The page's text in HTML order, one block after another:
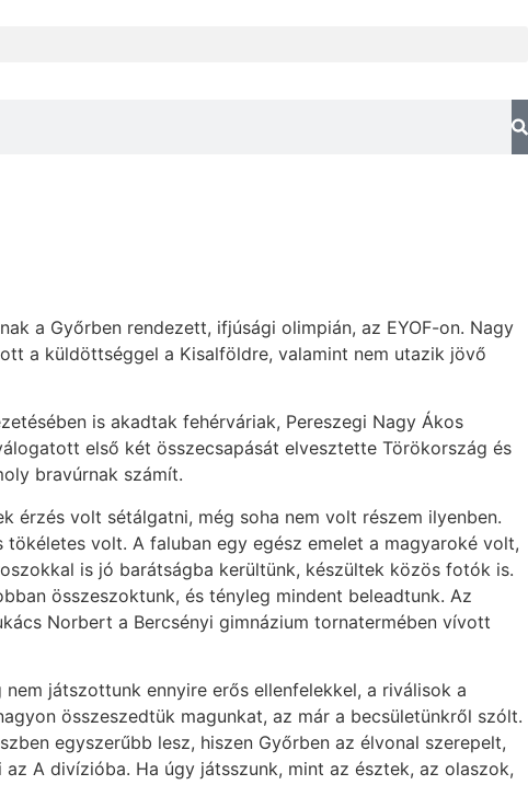
a Győrben rendezett, ifjúsági olimpián, az EYOF-on. Nagy
a küldöttséggel a Kisalföldre, valamint nem utazik jövő
is akadtak fehérváriak, Pereszegi Nagy Ákos
első két összecsapását elvesztette Törökország és
bravúrnak számít.
érzés volt sétálgatni, még soha nem volt részem ilyenben.
volt. A faluban egy egész emelet a magyaroké volt,
is jó barátságba kerültünk, készültek közös fotók is.
összeszoktunk, és tényleg mindent beleadtunk. Az
Norbert a Bercsényi gimnázium tornatermében vívott
játszottunk ennyire erős ellenfelekkel, a riválisok a
összeszedtük magunkat, az már a becsületünkről szólt.
egyszerűbb lesz, hiszen Győrben az élvonal szerepelt,
A divízióba. Ha úgy játsszunk, mint az észtek, az olaszok,